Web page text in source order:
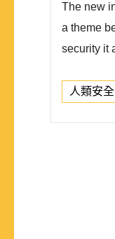
The new
a theme
security it
人類安全